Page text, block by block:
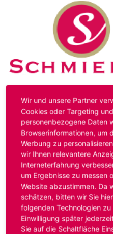
Kontakt Impressum
Hinweis:Das von ihnen
bereits ausgelaufen.
Sie unter:
Oder Sie bewerben sich
passende Stellenangebote.
Wir und unsere Partner
Cookies oder Targeting
personenbezogene Daten
Browserinformationen, um
Werbung zu
wir Ihnen relevantere
Interneterfahrung
um Ergebnisse zu messen
Website abzustimmen. Da
schätzen, bitten wir Sie
folgenden Technologien
Einwilligung später
Sie auf die Schaltfläche